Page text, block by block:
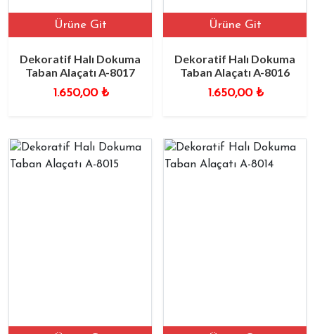
Ürüne Git
Dekoratif Halı Dokuma
Taban Alaçatı A-8017
1.650,00 ₺
Ürüne Git
Dekoratif Halı Dokuma
Taban Alaçatı A-8016
1.650,00 ₺